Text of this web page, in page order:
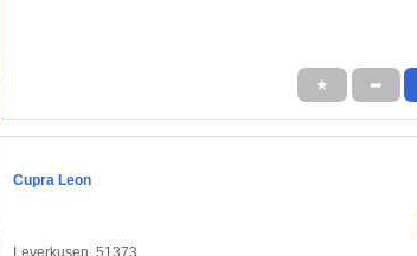
★ ➦
Cupra Leon
Leverkusen, 51373